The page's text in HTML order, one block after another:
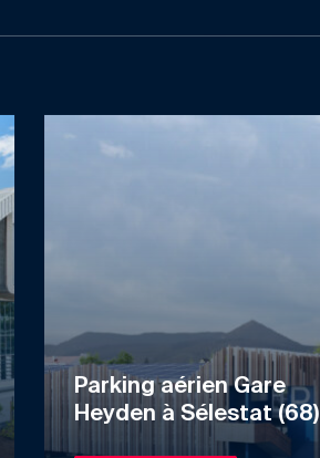
Parking aérien Gare
Heyden à Sélestat (68)